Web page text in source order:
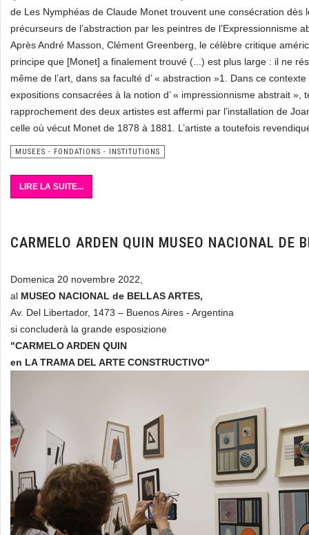
de Les Nymphéas de Claude Monet trouvent une consécration
précurseurs de l’abstraction par les peintres de l’Expressionnisme
Après André Masson, Clément Greenberg, le célèbre critique
principe que [Monet] a finalement trouvé (...) est plus large : il ne
même de l’art, dans sa faculté d’ « abstraction »1. Dans ce
expositions consacrées à la notion d’ « impressionnisme abstrait
rapprochement des deux artistes est affermi par l’installation de
celle où vécut Monet de 1878 à 1881. L’artiste a toutefois
MUSEES - FONDATIONS - INSTITUTIONS
LIRE LA SUITE...
CARMELO ARDEN QUIN MUSEO NACIONAL DE
Domenica 20 novembre 2022,
al MUSEO NACIONAL de BELLAS ARTES,
Av. Del Libertador, 1473 – Buenos Aires - Argentina
si concluderà la grande esposizione
"CARMELO ARDEN QUIN
en LA TRAMA DEL ARTE CONSTRUCTIVO"